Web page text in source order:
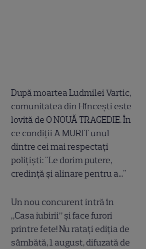
După moartea Ludmilei Vartic,
comunitatea din Hîncești este
lovită de O NOUĂ TRAGEDIE. În
ce condiții A MURIT unul
dintre cei mai respectați
polițiști: "Le dorim putere,
credință și alinare pentru a..."
Un nou concurent intră în
„Casa iubirii” și face furori
printre fete! Nu ratați ediția de
sâmbătă, 1 august, difuzată de